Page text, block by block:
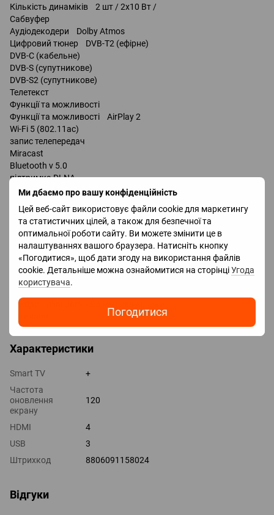
Ми дбаємо про вашу конфіденційність
Цей веб-сайт використовує файли cookie для маркетингу
та статистичних цілей, а також для безпечної та
оптимальної роботи сайту. Ви можете змінити це в
налаштуваннях вашого браузера. Натисніть кнопку
«Погодитися», щоб дати згоду на використання файлів
cookie. Детальніше можна ознайомитися на сторінціУгода
користувача.
Погодитися
Кількість динаміків 2 шт / 2x10 Вт /
Сабвуфер
Аудіодекодери Dolby Atmos
Цифровий тюнер DVB-T2 (ефірне)
DVB-C (кабельне)
DVB-S (супутникове)
DVB-S2 (супутникове)
Телетекст
Функції та можливості
Функції та можливості AirPlay 2
Wi-Fi 5 (802.11ac)
запис телепередач
Miracast
Bluetooth v 5.0
підтримка DLNA
керування голосом
Роз'єми
Входи USB
LAN
HDMI 4 шт
Версія HDMI v 2.1
Виходи mini-Jack (3.5 мм) навушники
Характеристики
Smart TV
+
Частота
оновлення
екрану
120
HDMI
4
USB
3
Штрихкод
8806091158024
Відгуки